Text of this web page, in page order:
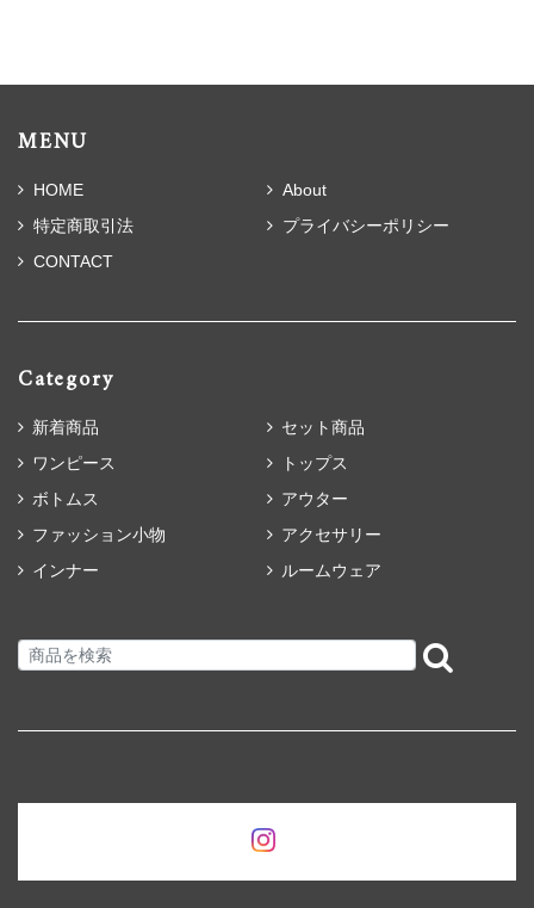
MENU
HOME
About
特定商取引法
プライバシーポリシー
CONTACT
Category
新着商品
セット商品
ワンピース
トップス
ボトムス
アウター
ファッション小物
アクセサリー
インナー
ルームウェア